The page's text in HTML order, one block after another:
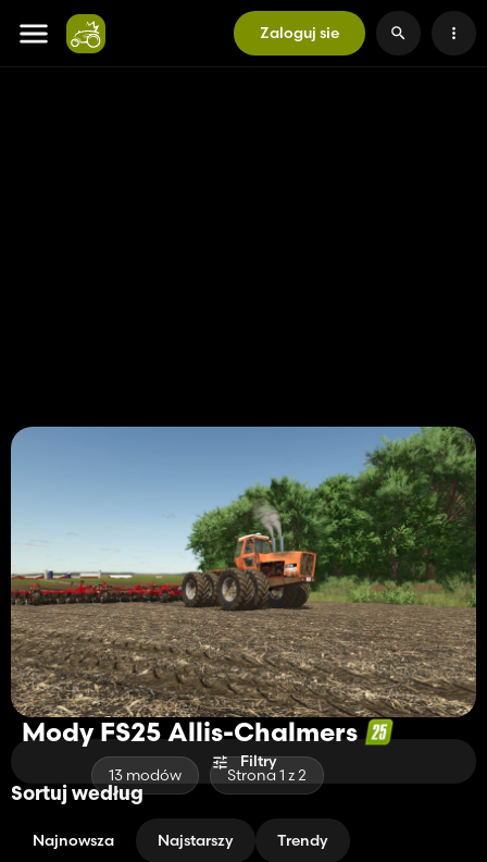
Zaloguj sie
Mody FS25 Allis-Chalmers
13 modów Strona 1 z 2
Filtry
Sortuj według
Najnowsza Najstarszy Trendy